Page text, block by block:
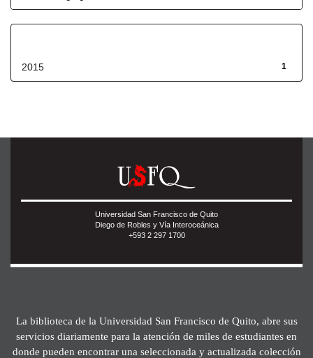
1
2015
Universidad San Francisco de Quito
Diego de Robles y Vía Interoceánica
+593 2 297 1700
La biblioteca de la Universidad San Francisco de Quito, abre sus
servicios diariamente para la atención de miles de estudiantes en
donde pueden encontrar una seleccionada y actualizada colección